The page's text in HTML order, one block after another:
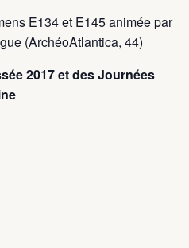
E134 et E145 animée par
(ArchéoAtlantica, 44)
2017 et des Journées